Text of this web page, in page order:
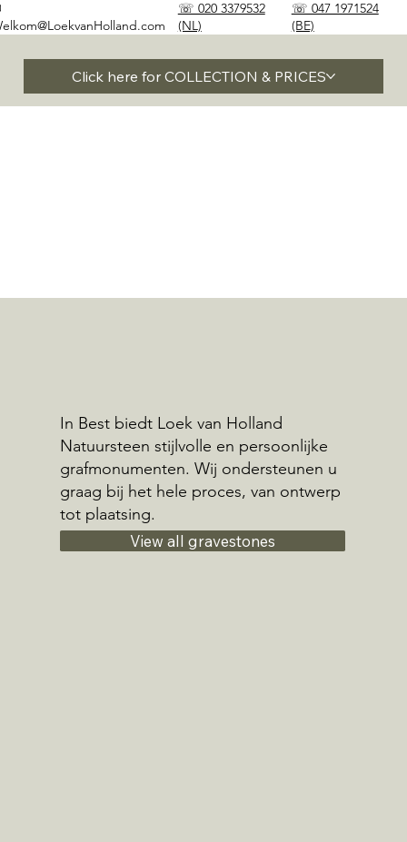
☏ 020 3379532
(NL)
☏ 047 1971524
(BE)
Click here for COLLECTION & PRICES
In Best biedt Loek van Holland
Natuursteen stijlvolle en persoonlijke
grafmonumenten. Wij ondersteunen u
graag bij het hele proces, van ontwerp
tot plaatsing.
View all gravestones